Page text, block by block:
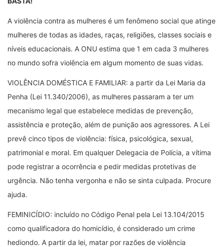
A violência contra as mulheres é um fenômeno social que atinge
mulheres de todas as idades, raças, religiões, classes sociais e
níveis educacionais. A ONU estima que 1 em cada 3 mulheres
no mundo sofra violência em algum momento de suas vidas.
VIOLÊNCIA DOMÉSTICA E FAMILIAR: a partir da Lei Maria da
Penha (Lei 11.340/2006), as mulheres passaram a ter um
mecanismo legal que estabelece medidas de prevenção,
assistência e proteção, além de punição aos agressores. A Lei
prevê cinco tipos de violência: física, psicológica, sexual,
patrimonial e moral. Em qualquer Delegacia de Polícia, a vítima
pode registrar a ocorrência e pedir medidas protetivas de
urgência. Não tenha vergonha e não se sinta culpada. Procure
ajuda.
FEMINICÍDIO: incluído no Código Penal pela Lei 13.104/2015
como qualificadora do homicídio, é considerado um crime
hediondo. A partir da lei, matar por razões de violência